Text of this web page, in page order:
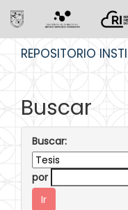
REPOSITORIO
Buscar
Buscar:
por